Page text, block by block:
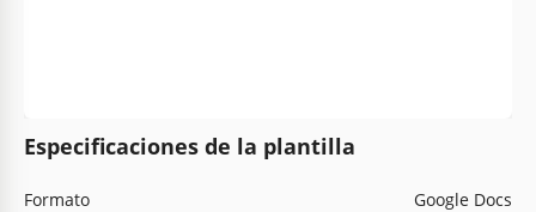
Especificaciones de la plantilla
Formato
Google Docs